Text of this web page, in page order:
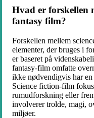
Hvad er forskellen
fantasy film?
Forskellen mellem
elementer, der bruges i
er baseret på
fantasy-film omfatte
ikke nødvendigvis har
Science fiction-film
rumudforskning eller
involverer trolde, magi,
miljøer.